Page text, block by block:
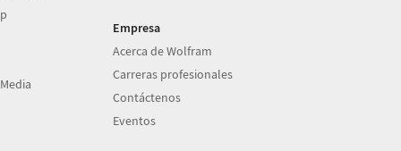
Empresa
Acerca de Wolfram
Carreras profesionales
Contáctenos
Eventos